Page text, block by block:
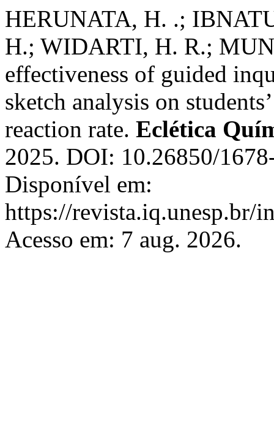
HERUNATA, H. .;
H.; WIDARTI, H. R.;
effectiveness of guided
sketch analysis on
reaction rate. Eclética
2025. DOI: 10.26850/
Disponível em:
https://revista.iq.unesp.br/
Acesso em: 7 aug. 2026.